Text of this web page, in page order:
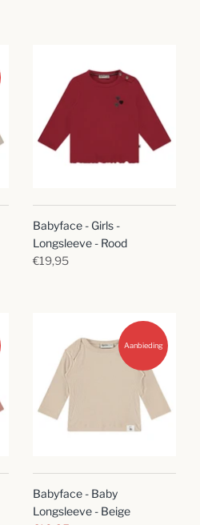
Babyface - Girls -
Longsleeve - Rood
€19,95
Aanbieding
Babyface - Baby
Longsleeve - Beige